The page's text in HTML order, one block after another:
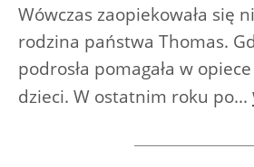
Wówczas zaopiekowała się
rodzina państwa Thomas.
podrosła pomagała w
dzieci. W ostatnim roku po...